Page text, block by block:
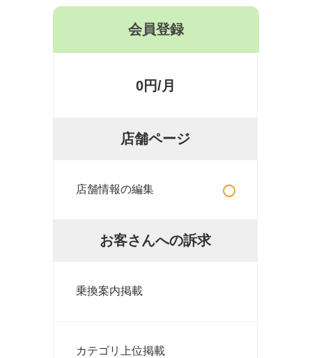
会員登録
0円/月
店舗ページ
店舗情報の編集 ○
お客さんへの訴求
乗換案内掲載
カテゴリ上位掲載